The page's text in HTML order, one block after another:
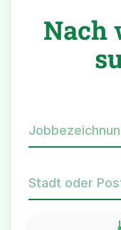
Nach
Stadt oder